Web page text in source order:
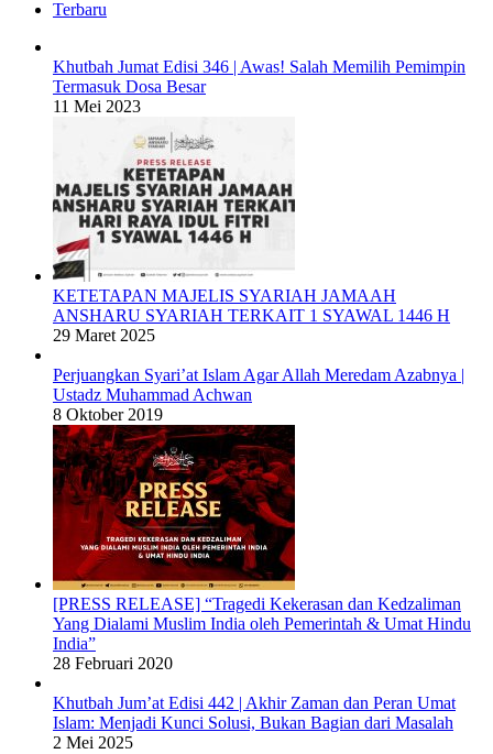
Terbaru
Khutbah Jumat Edisi 346 | Awas! Salah Memilih Pemimpin
Termasuk Dosa Besar
11 Mei 2023
KETETAPAN MAJELIS SYARIAH JAMAAH
ANSHARU SYARIAH TERKAIT 1 SYAWAL 1446 H
29 Maret 2025
Perjuangkan Syari’at Islam Agar Allah Meredam Azabnya |
Ustadz Muhammad Achwan
8 Oktober 2019
[PRESS RELEASE] “Tragedi Kekerasan dan Kedzaliman
Yang Dialami Muslim India oleh Pemerintah & Umat Hindu
India”
28 Februari 2020
Khutbah Jum’at Edisi 442 | Akhir Zaman dan Peran Umat
Islam: Menjadi Kunci Solusi, Bukan Bagian dari Masalah
2 Mei 2025